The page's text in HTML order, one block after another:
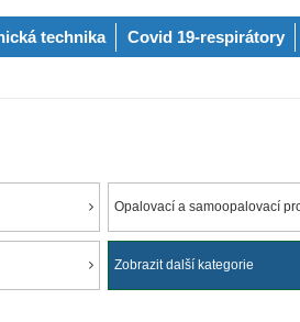
technika Covid 19-respirátory
Opalovací a samoopalovací
Zobrazit další kategorie